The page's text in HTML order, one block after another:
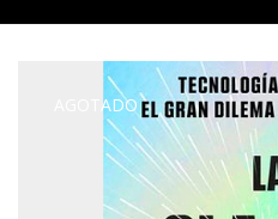
AGOTADO